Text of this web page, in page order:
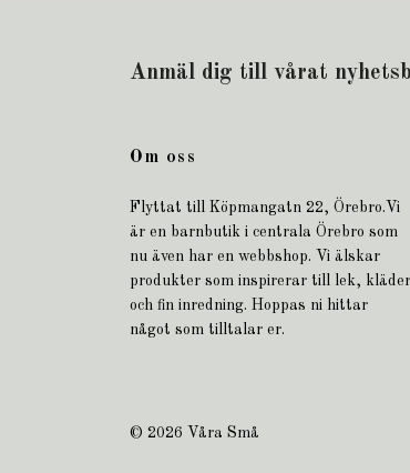
Anmäl dig till vårat
Om oss
Flyttat till Köpmangatn 22, Örebro.Vi
är en barnbutik i centrala Örebro som
nu även har en webbshop. Vi älskar
produkter som inspirerar till lek, kläder
och fin inredning. Hoppas ni hittar
något som tilltalar er.
© 2026 Våra Små